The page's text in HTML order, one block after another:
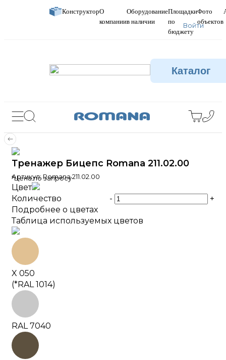
КонструкторО
компании
Оборудование
в наличии
Площадки
по
бюджету
Фото
объектов
Войти
Каталог
Тренажер Бицепс Romana 211.02.00
Артикул: Romana 211.02.00
*Цена по запросу
Цвет
Количество
-
+
Подробнее о цветах
Таблица используемых цветов
X 050
(*RAL 1014)
RAL 7040